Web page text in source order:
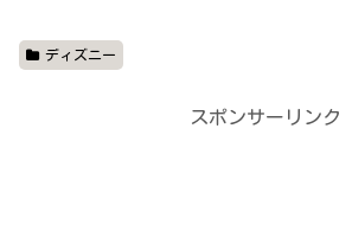
ディズニー
スポンサーリンク